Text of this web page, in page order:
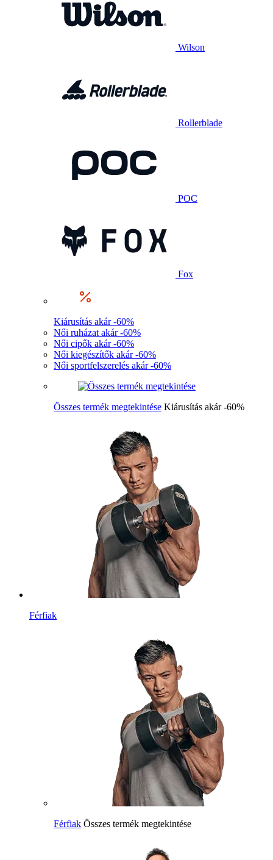
Wilson
Rollerblade
POC
Fox
Kiárusítás akár -60%
Női ruházat akár -60%
Női cipők akár -60%
Női kiegészítők akár -60%
Női sportfelszerelés akár -60%
Összes termék megtekintése Kiárusítás akár -60%
Férfiak
Férfiak Összes termék megtekintése